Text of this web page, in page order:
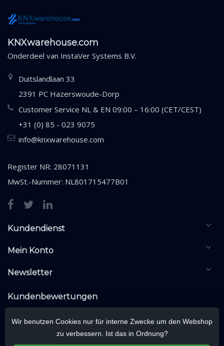
KNXwarehouse.com
Onderdeel van InstaVer Systems B.V.
Duitslandlaan 33
2391 PC Hazerswoude-Dorp
Customer Service NL & EN 09:00 – 16:00 (CET/CEST)
+31 (0) 85 - 023 9075
info@knxwarehouse.com
Register NR: 28071131
MwSt.-Nummer: NL801715477B01
Kundendienst
Mein Konto
Newsletter
Kundenbewertungen
Wir benutzen Cookies nur für interne Zwecke um den Webshop
zu verbessern. Ist das in Ordnung?